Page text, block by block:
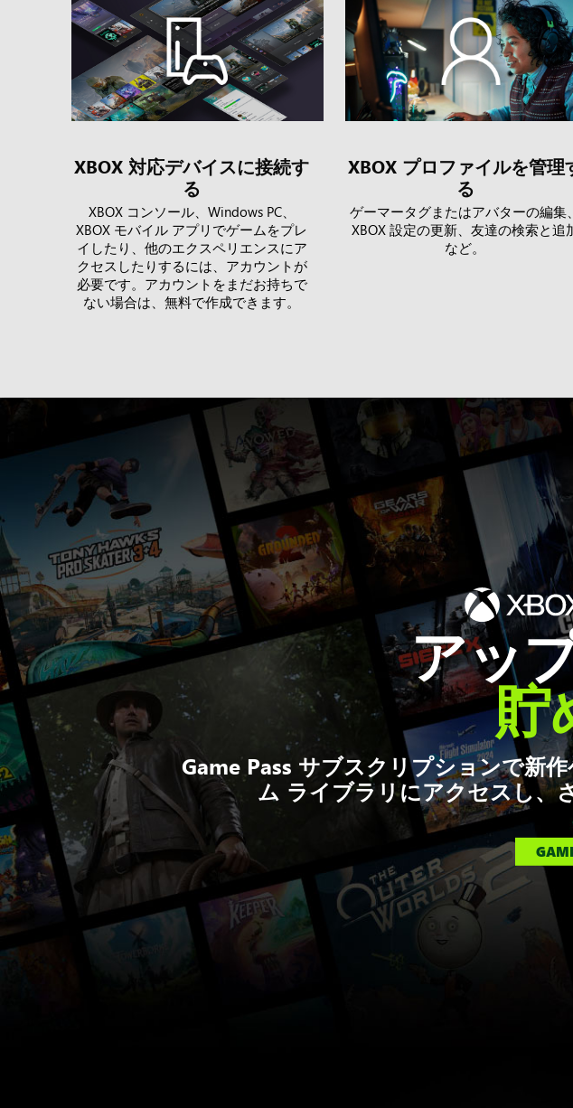
XBOX 対応デバイスに接続す
る
XBOX コンソール、Windows PC、
XBOX モバイル アプリでゲームをプレ
イしたり、他のエクスペリエンスにア
クセスしたりするには、アカウントが
必要です。アカウントをまだお持ちで
ない場合は、無料で作成できます。
XBOX プロファイルを管理
る
ゲーマータグまたはアバターの編集、
XBOX 設定の更新、友達の検索と追
など。
アッ
貯
Game Pass サブスクリプションで新
ム ライブラリにアクセスし、